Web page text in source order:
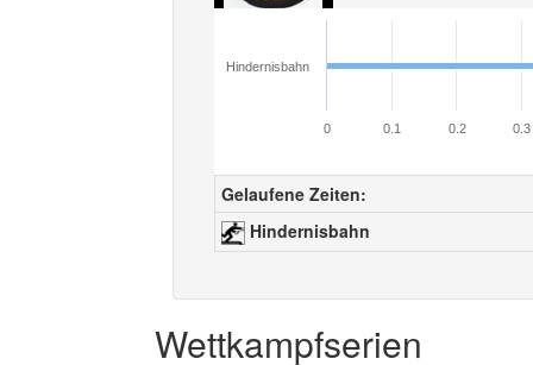
Hindernisbahn
0 0.1 0.2 0.3
Gelaufene Zeiten:
Hindernisbahn
Wettkampfserien